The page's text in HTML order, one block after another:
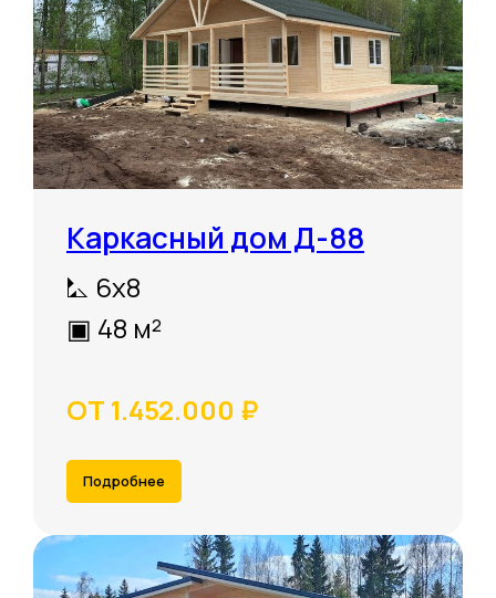
Каркасный дом Д-88
⛡ 6х8
▣ 48 м²
ОТ 1.452.000 ₽
Подробнее
Приглашаем в цех
— покажем, как делаем дома
Оставляя персональные данные (телефон, имя)
в формах на страницах данного сайта,
Политика конфиденциальности